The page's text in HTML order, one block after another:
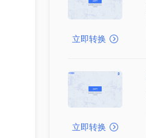
立即转换
立即转换